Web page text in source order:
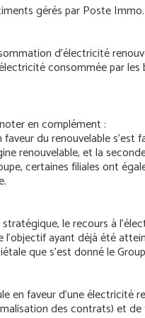
gérés par Poste Immo.
d’électricité
consommée par
en complément :
faveur du renouvelable
renouvelable, et la
certaines filiales ont
le recours à
ayant déjà été
que s’est donné le
en faveur d’une électricité
des contrats) et